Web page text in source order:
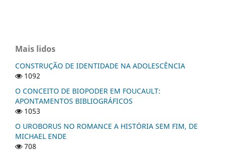
Mais lidos
CONSTRUÇÃO DE IDENTIDADE NA ADOLESCÊNCIA
1092
O CONCEITO DE BIOPODER EM FOUCAULT:
APONTAMENTOS BIBLIOGRÁFICOS
1053
O UROBORUS NO ROMANCE A HISTÓRIA SEM FIM, DE
MICHAEL ENDE
708